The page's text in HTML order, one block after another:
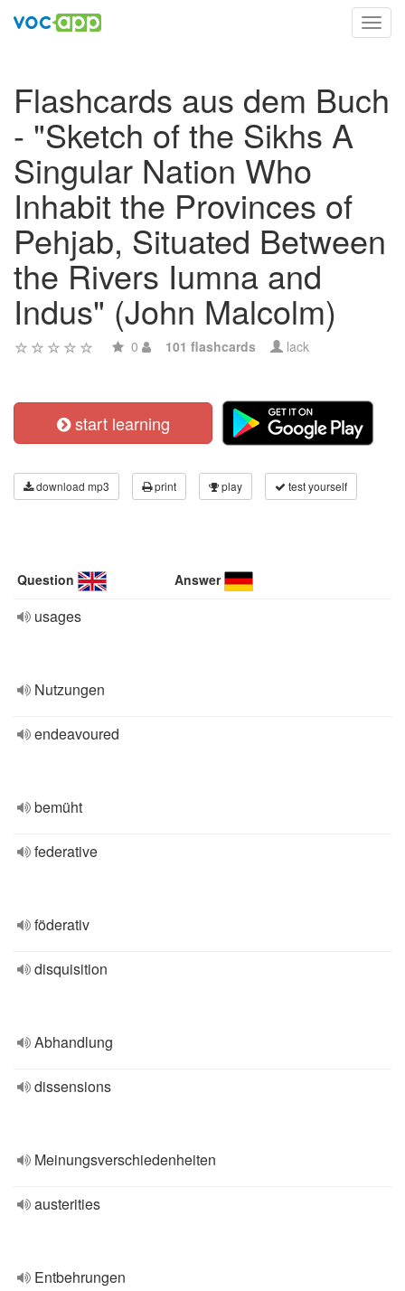
Flashcards aus dem Buch
- "Sketch of the Sikhs A
Singular Nation Who
Inhabit the Provinces of
Pehjab, Situated Between
the Rivers Iumna and
Indus" (John Malcolm)
0 101 flashcards lack
start learning
download mp3 print play test yourself
Question Answer
usages
Nutzungen
endeavoured
bemüht
federative
föderativ
disquisition
Abhandlung
dissensions
Meinungsverschiedenheiten
austerities
Entbehrungen